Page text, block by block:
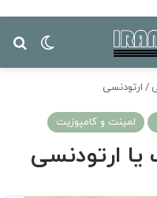
تغییر
/ ارتودنسی
لمینت و کامپوزیت
ارتودنسی